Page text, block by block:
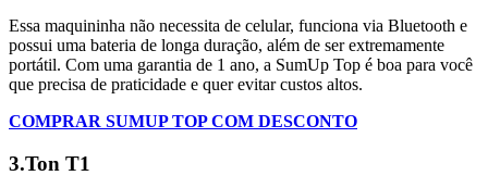
Essa maquininha não necessita de celular, funciona via Bluetooth e
possui uma bateria de longa duração, além de ser extremamente
portátil. Com uma garantia de 1 ano, a SumUp Top é boa para você
que precisa de praticidade e quer evitar custos altos.
COMPRAR SUMUP TOP COM DESCONTO
3.Ton T1